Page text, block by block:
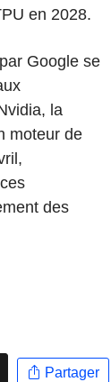
en 2028.
Google se
la
moteur de
des
Partager